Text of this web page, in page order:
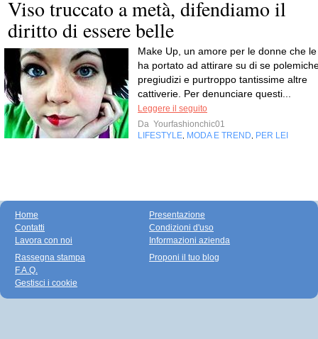
Viso truccato a metà, difendiamo il
diritto di essere belle
Make Up, un amore per le donne che le
ha portato ad attirare su di se
pregiudizi e purtroppo tantissime altre
cattiverie. Per denunciare questi...
Leggere il seguito
Da Yourfashionchic01
LIFESTYLE MODA E TREND PER LEI
Home
Contatti
Lavora con noi
Presentazione
Condizioni d'uso
Informazioni azienda
Rassegna stampa
F.A.Q.
Gestisci i cookie
Proponi il tuo blog